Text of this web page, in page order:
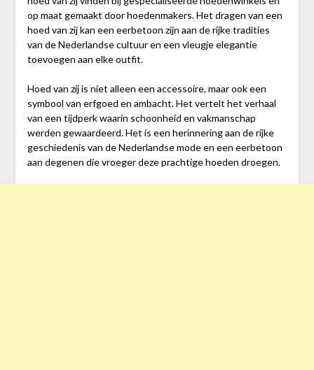
op maat gemaakt door hoedenmakers. Het dragen van een
hoed van zij kan een eerbetoon zijn aan de rijke tradities
van de Nederlandse cultuur en een vleugje elegantie
toevoegen aan elke outfit.
Hoed van zij is niet alleen een accessoire, maar ook een
symbool van erfgoed en ambacht. Het vertelt het verhaal
van een tijdperk waarin schoonheid en vakmanschap
werden gewaardeerd. Het is een herinnering aan de rijke
geschiedenis van de Nederlandse mode en een eerbetoon
aan degenen die vroeger deze prachtige hoeden droegen.